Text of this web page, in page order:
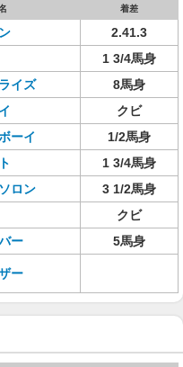
着差
2.41.3
1 3/4馬身
イズ
8馬身
クビ
ーイ
1/2馬身
1 3/4馬身
ロン
3 1/2馬身
クビ
ー
5馬身
ー